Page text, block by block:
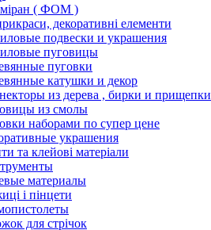
( ФОМ )
декоративні елементи
подвески и украшения
пуговицы
пуговки
катушки и декор
из дерева , бирки и прищепки
из смолы
наборами по супер цене
украшения
та клейові матеріали
материалы
і пінцети
для стрічок